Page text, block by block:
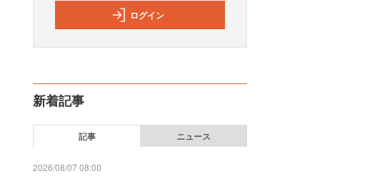
ログイン
新着記事
記事 ニュース
2026/08/07 08:00